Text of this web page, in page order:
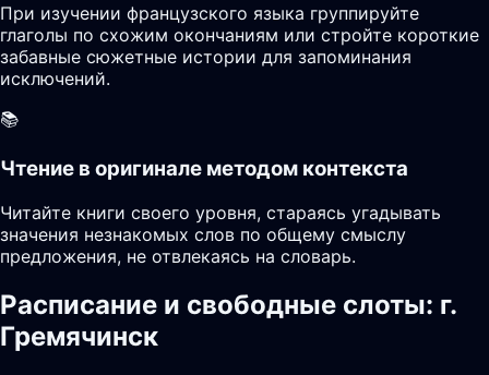
При изучении французского языка группируйте
глаголы по схожим окончаниям или стройте короткие
забавные сюжетные истории для запоминания
исключений.
📚
Чтение в оригинале методом контекста
Читайте книги своего уровня, стараясь угадывать
значения незнакомых слов по общему смыслу
предложения, не отвлекаясь на словарь.
Расписание и свободные слоты: г.
Гремячинск